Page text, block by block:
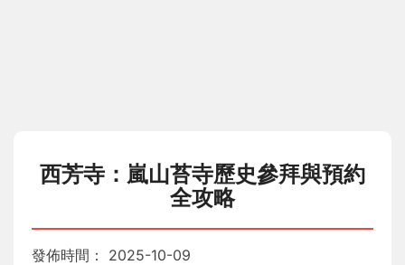
西芳寺：嵐山苔寺歷史參拜與預約
全攻略
發佈時間： 2025-10-09